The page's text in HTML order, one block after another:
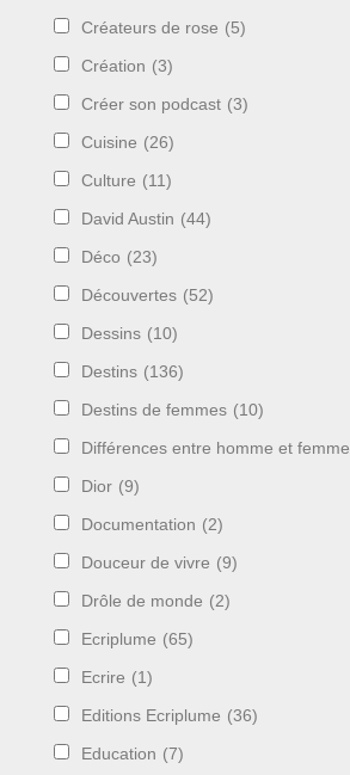
Créateurs de rose (5)
Création (3)
Créer son podcast (3)
Cuisine (26)
Culture (11)
David Austin (44)
Déco (23)
Découvertes (52)
Dessins (10)
Destins (136)
Destins de femmes (10)
Différences entre homme et femme
Dior (9)
Documentation (2)
Douceur de vivre (9)
Drôle de monde (2)
Ecriplume (65)
Ecrire (1)
Editions Ecriplume (36)
Education (7)